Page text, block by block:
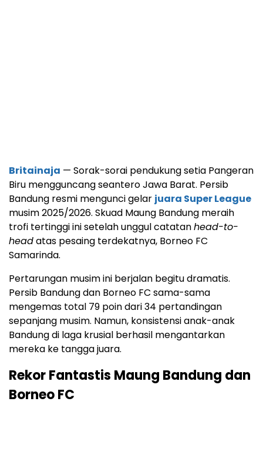
Britainaja — Sorak-sorai pendukung setia Pangeran
Biru mengguncang seantero Jawa Barat. Persib
Bandung resmi mengunci gelar juara Super League
musim 2025/2026. Skuad Maung Bandung meraih
trofi tertinggi ini setelah unggul catatanhead-to-
headatas pesaing terdekatnya, Borneo FC
Samarinda.
Pertarungan musim ini berjalan begitu dramatis.
Persib Bandung dan Borneo FC sama-sama
mengemas total 79 poin dari 34 pertandingan
sepanjang musim. Namun, konsistensi anak-anak
Bandung di laga krusial berhasil mengantarkan
mereka ke tangga juara.
Rekor Fantastis Maung Bandung dan
Borneo FC